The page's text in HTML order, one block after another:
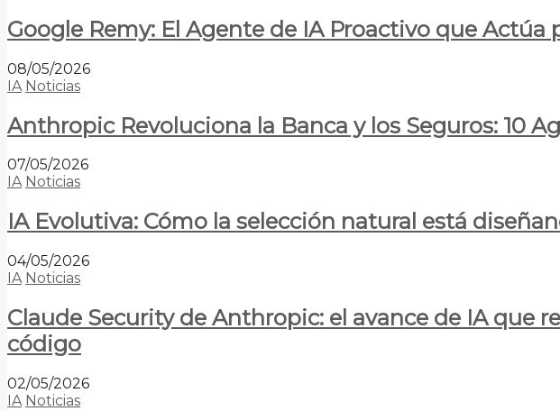
Google Remy: El Agente de IA Proactivo que Actúa
08/05/2026
IA Noticias
Anthropic Revoluciona la Banca y los Seguros: 10
07/05/2026
IA Noticias
IA Evolutiva: Cómo la selección natural está
04/05/2026
IA Noticias
Claude Security de Anthropic: el avance de IA que
código
02/05/2026
IA Noticias